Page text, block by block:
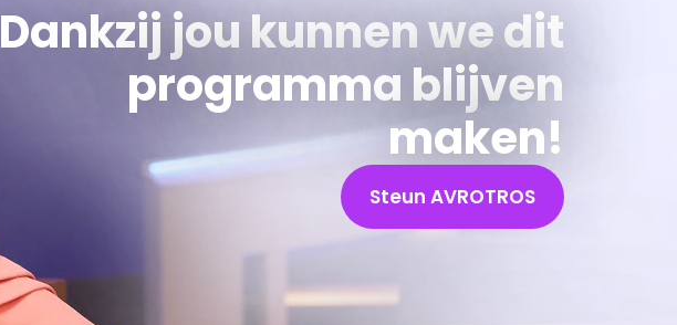
Dankzij jou kunnen we dit
programma blijven
maken!
Steun AVROTROS